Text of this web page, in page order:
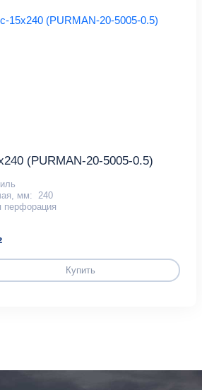
(PURMAN-20-5005-0.5)
мм:
240
перфорация
Купить